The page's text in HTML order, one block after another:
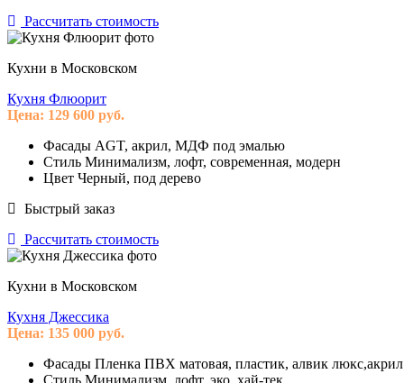
Рассчитать стоимость
Кухни в Московском
Кухня Флюорит
Цена: 129 600 руб.
Фасады AGT, акрил, МДФ под эмалью
Стиль Минимализм, лофт, современная, модерн
Цвет Черный, под дерево
Быстрый заказ
Рассчитать стоимость
Кухни в Московском
Кухня Джессика
Цена: 135 000 руб.
Фасады Пленка ПВХ матовая, пластик, алвик люкс,акрил
Стиль Минимализм, лофт, эко, хай-тек